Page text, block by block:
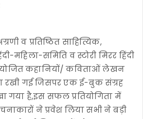
व प्रतिष्ठित साहित्यिक,
महिला-समिति व स्टोरी मिरर हिंदी
कहानियों/ कविताओं लेखन
रखी गई जिसपर एक ई-बुक संग्रह
गया है,इस सफल प्रतियोगिता में
ने प्रवेश लिया सभी ने बड़ी